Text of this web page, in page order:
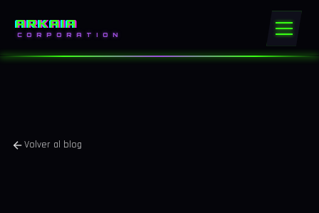
ARKAIA
CORPORATION
Volver al blog